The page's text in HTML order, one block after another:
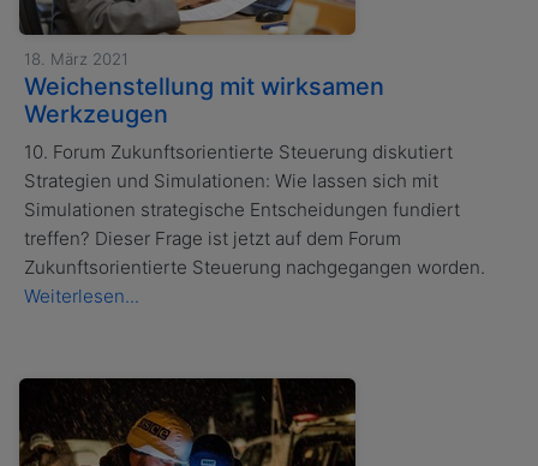
18. März 2021
Weichenstellung mit wirksamen
Werkzeugen
10. Forum Zukunftsorientierte Steuerung diskutiert
Strategien und Simulationen: Wie lassen sich mit
Simulationen strategische Entscheidungen fundiert
treffen? Dieser Frage ist jetzt auf dem Forum
Zukunftsorientierte Steuerung nachgegangen worden.
Weiterlesen...